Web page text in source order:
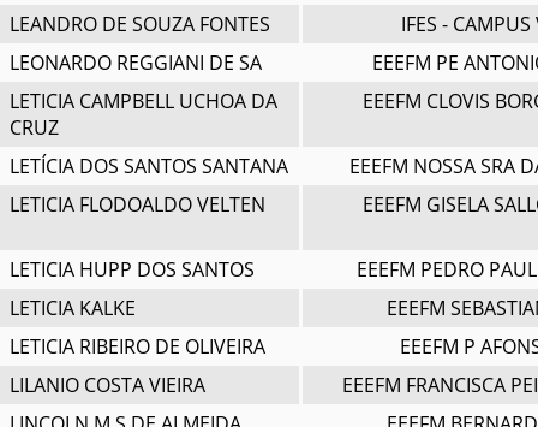
LEANDRO DE SOUZA FONTES
IFES - CAMPUS
LEONARDO REGGIANI DE SA
EEEFM PE
LETICIA CAMPBELL UCHOA DA
CRUZ
EEEFM CLOVIS
LETÍCIA DOS SANTOS SANTANA
EEEFM NOSSA SRA
LETICIA FLODOALDO VELTEN
EEEFM GISELA
LETICIA HUPP DOS SANTOS
EEEFM PEDRO
LETICIA KALKE
EEEFM
LETICIA RIBEIRO DE OLIVEIRA
EEEFM P
LILANIO COSTA VIEIRA
EEEFM FRANCISCA